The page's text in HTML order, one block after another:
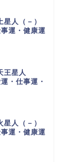
星人（－）
運・健康運
王星人
・仕事運・
星人（－）
運・健康運